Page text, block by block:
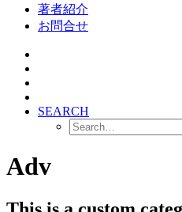
著者紹介
お問合せ
SEARCH
Adv